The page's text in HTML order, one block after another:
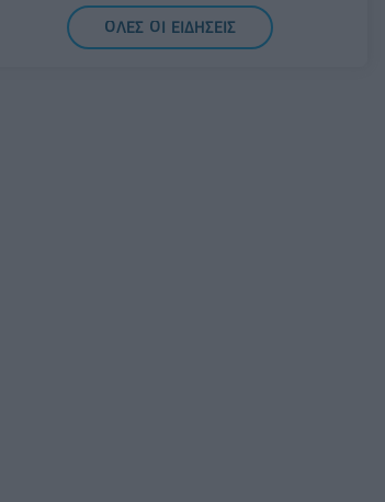
Συνάλλαγμα: Το ευρώ υποχωρεί κατά
ΟΛΕΣ ΟΙ ΕΙΔΗΣΕΙΣ